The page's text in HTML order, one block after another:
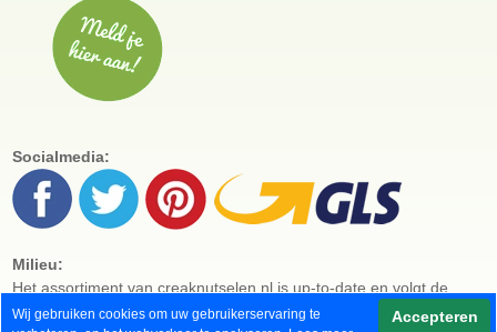
Socialmedia:
Milieu:
Het assortiment van creaknutselen.nl is up-to-date en volgt de
laatste trends en ontwikkelingen. Onze producten zijn bijvoorbeeld
Wij gebruiken cookies om uw gebruikerservaring te
Accepteren